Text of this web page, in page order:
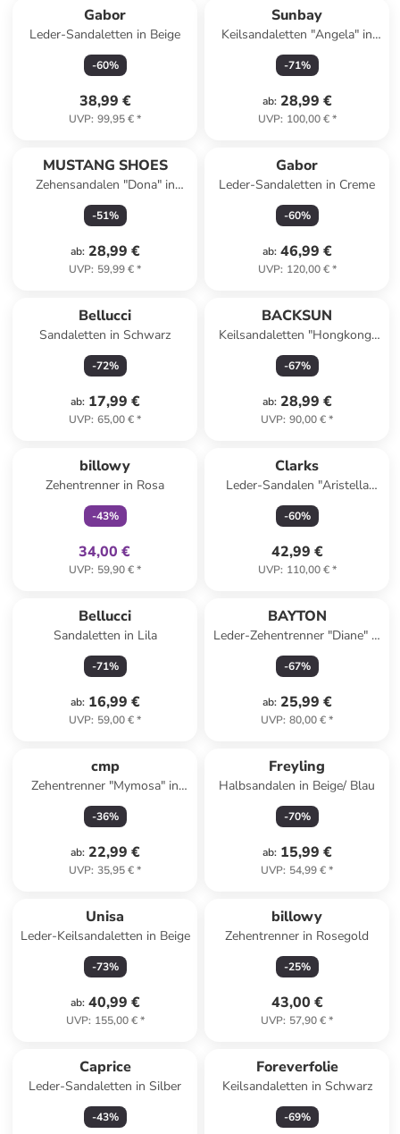
Gabor
Leder-Sandaletten in Beige
-60%
38,99 €
UVP: 99,95 €*
Sunbay
Keilsandaletten "Angela" in
Schwarz
-71%
ab: 28,99 €
UVP: 100,00 €*
MUSTANG SHOES
Zehensandalen "Dona" in
Bunt/ Hellbraun
-51%
ab: 28,99 €
UVP: 59,99 €*
Gabor
Leder-Sandaletten in Creme
-60%
ab: 46,99 €
UVP: 120,00 €*
Bellucci
Sandaletten in Schwarz
-72%
ab: 17,99 €
UVP: 65,00 €*
BACKSUN
Keilsandaletten "Hongkong"
in Gold
-67%
ab: 28,99 €
UVP: 90,00 €*
billowy
Zehentrenner in Rosa
-43%
34,00 €
UVP: 59,90 €*
Clarks
Leder-Sandalen "Aristella
Sun" in Schwarz
-60%
42,99 €
UVP: 110,00 €*
Bellucci
Sandaletten in Lila
-71%
ab: 16,99 €
UVP: 59,00 €*
BAYTON
Leder-Zehentrenner "Diane" in
Hellgrün
-67%
ab: 25,99 €
UVP: 80,00 €*
cmp
Zehentrenner "Mymosa" in
Schwarz
-36%
ab: 22,99 €
UVP: 35,95 €*
Freyling
Halbsandalen in Beige/ Blau
-70%
ab: 15,99 €
UVP: 54,99 €*
Unisa
Leder-Keilsandaletten in Beige
-73%
ab: 40,99 €
UVP: 155,00 €*
billowy
Zehentrenner in Rosegold
-25%
43,00 €
UVP: 57,90 €*
Caprice
Leder-Sandaletten in Silber
-43%
Foreverfolie
Keilsandaletten in Schwarz
-69%